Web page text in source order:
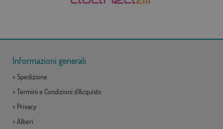
Informazioni generali
> Spedizione
> Termini e Condizioni d'Acquisto
> Privacy
> Alberi